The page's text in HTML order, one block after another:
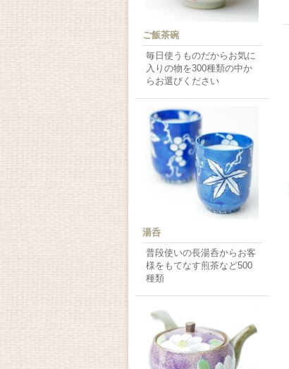
ご飯茶碗
毎日使うものだからお気に
入りの物を300種類の中か
らお選びください
湯呑
普段使いの長湯呑からお客
様をもてなす煎茶など500
種類